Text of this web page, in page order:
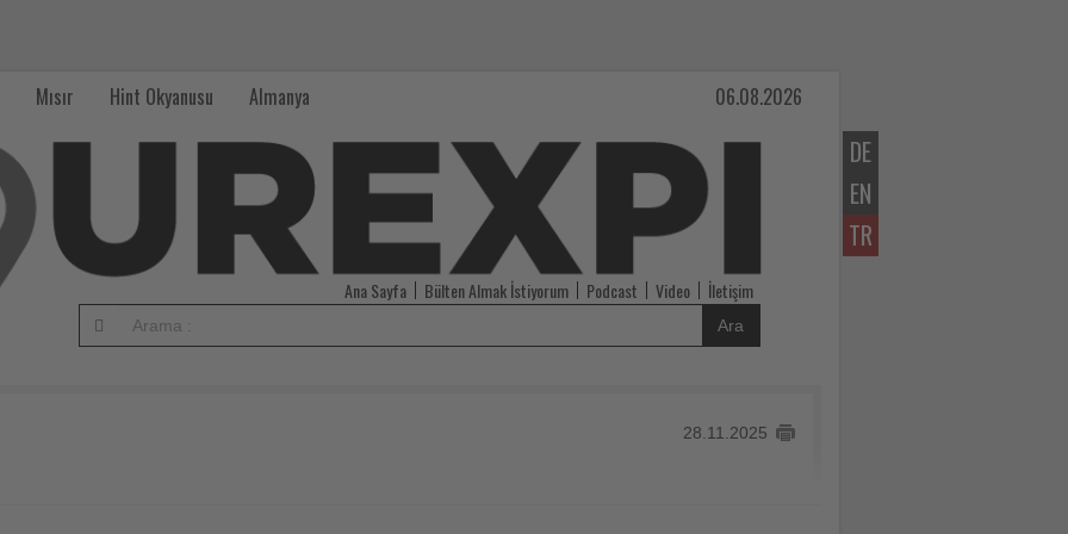
DE
EN
TR
Mısır Hint Okyanusu Almanya 06.08.2026
Ana Sayfa Bülten Almak İstiyorum Podcast Video İletişim
Ara
28.11.2025